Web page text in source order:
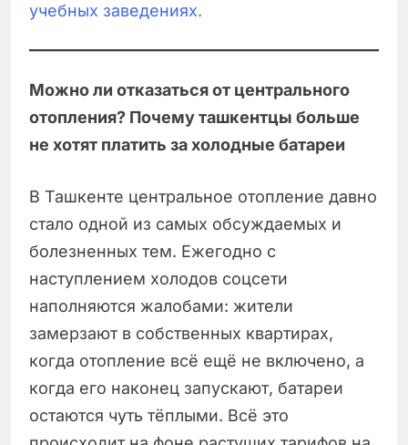
учебных заведениях.
Можно ли отказаться от центрального
отопления? Почему ташкентцы больше
не хотят платить за холодные батареи
В Ташкенте центральное отопление давно
стало одной из самых обсуждаемых и
болезненных тем. Ежегодно с
наступлением холодов соцсети
наполняются жалобами: жители
замерзают в собственных квартирах,
когда отопление всё ещё не включено, а
когда его наконец запускают, батареи
остаются чуть тёплыми. Всё это